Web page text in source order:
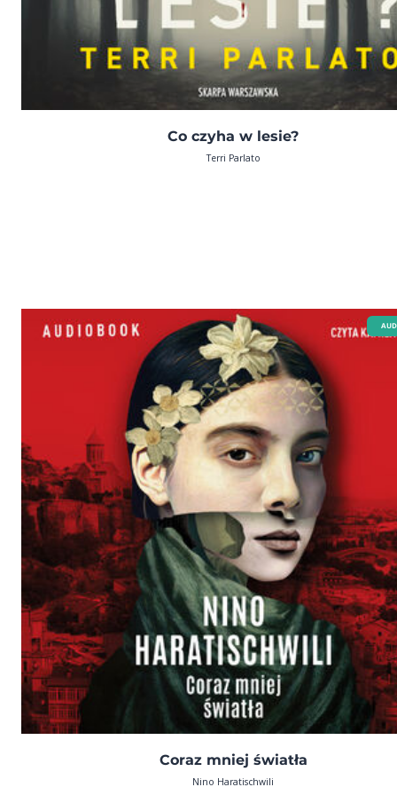
Co czyha w lesie?
Terri Parlato
Coraz mniej światła
Nino Haratischwili